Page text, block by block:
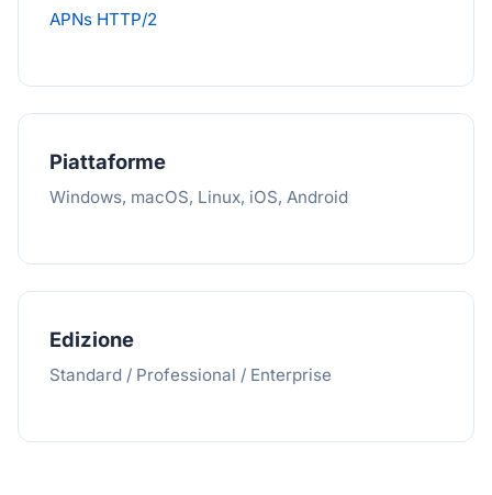
APNs HTTP/2
Piattaforme
Windows, macOS, Linux, iOS, Android
Edizione
Standard / Professional / Enterprise